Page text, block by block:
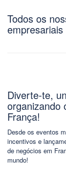
Todos os
empresariais
Diverte-te,
organizando
França!
Desde os eventos
incentivos e
de negócios em
mundo!